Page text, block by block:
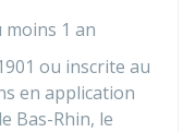
moins 1 an
ou inscrite au
en application
Bas-Rhin, le